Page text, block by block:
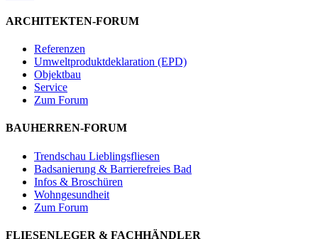
ARCHITEKTEN-FORUM
Referenzen
Umweltproduktdeklaration (EPD)
Objektbau
Service
Zum Forum
BAUHERREN-FORUM
Trendschau Lieblingsfliesen
Badsanierung & Barrierefreies Bad
Infos & Broschüren
Wohngesundheit
Zum Forum
FLIESENLEGER & FACHHÄNDLER